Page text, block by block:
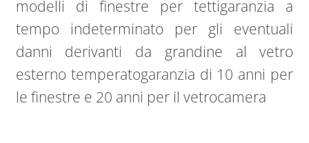
modelli di finestre per tettigaranzia a
tempo indeterminato per gli eventuali
danni derivanti da grandine al vetro
esterno temperatogaranzia di 10 anni per
le finestre e 20 anni per il vetrocamera